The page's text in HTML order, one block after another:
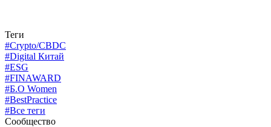
Теги
#Crypto/CBDC
#Digital Китай
#ESG
#FINAWARD
#Б.О Women
#BestPractice
#Все теги
Сообщество